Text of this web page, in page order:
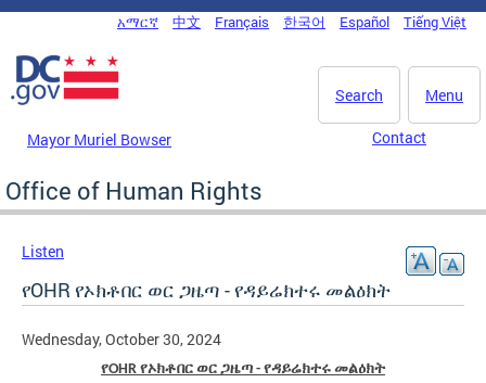
Skip to main content
DC Agency Top Menu
አማርኛ 中文 Français 한국어 Español Tiếng Việt
Menu
Search
Mayor Muriel Bowser Contact
Office of Human Rights
Listen
የOHR የኦክቶበር ወር ጋዜጣ - የዳይሬክተሩ መልዕክት
Wednesday, October 30, 2024
የOHR የኦክቶበር ወር ጋዜጣ - የዳይሬክተሩ መልዕክት